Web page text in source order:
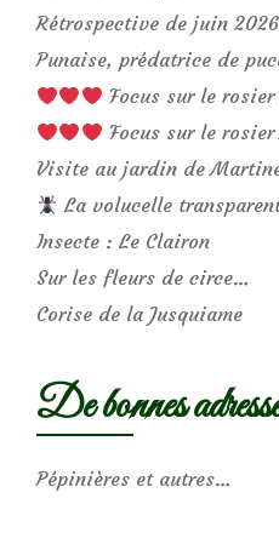
Rétrospective de juin
Punaise, prédatrice de
Focus sur le
Focus sur le
Visite au jardin de
La volucelle
Insecte : Le Clairon
Sur les fleurs de circe…
Corise de la Jusquiame
De bonnes
Pépinières et autres…